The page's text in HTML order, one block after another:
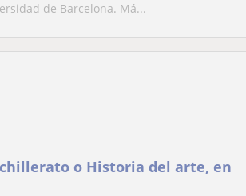
de Barcelona. Má...
o Historia del arte, en